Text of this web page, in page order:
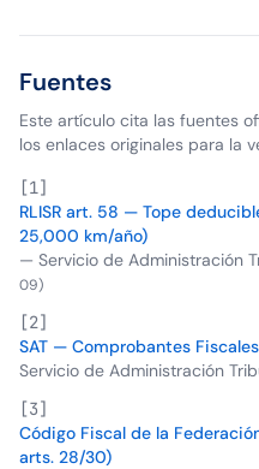
Fuentes
Este artículo cita las fuentes
los enlaces originales para la
[1]
RLISR art. 58 — Tope
25,000 km/año)
— Servicio de Administración
09)
[2]
SAT — Comprobantes
Servicio de Administración
[3]
Código Fiscal de la
arts. 28/30)